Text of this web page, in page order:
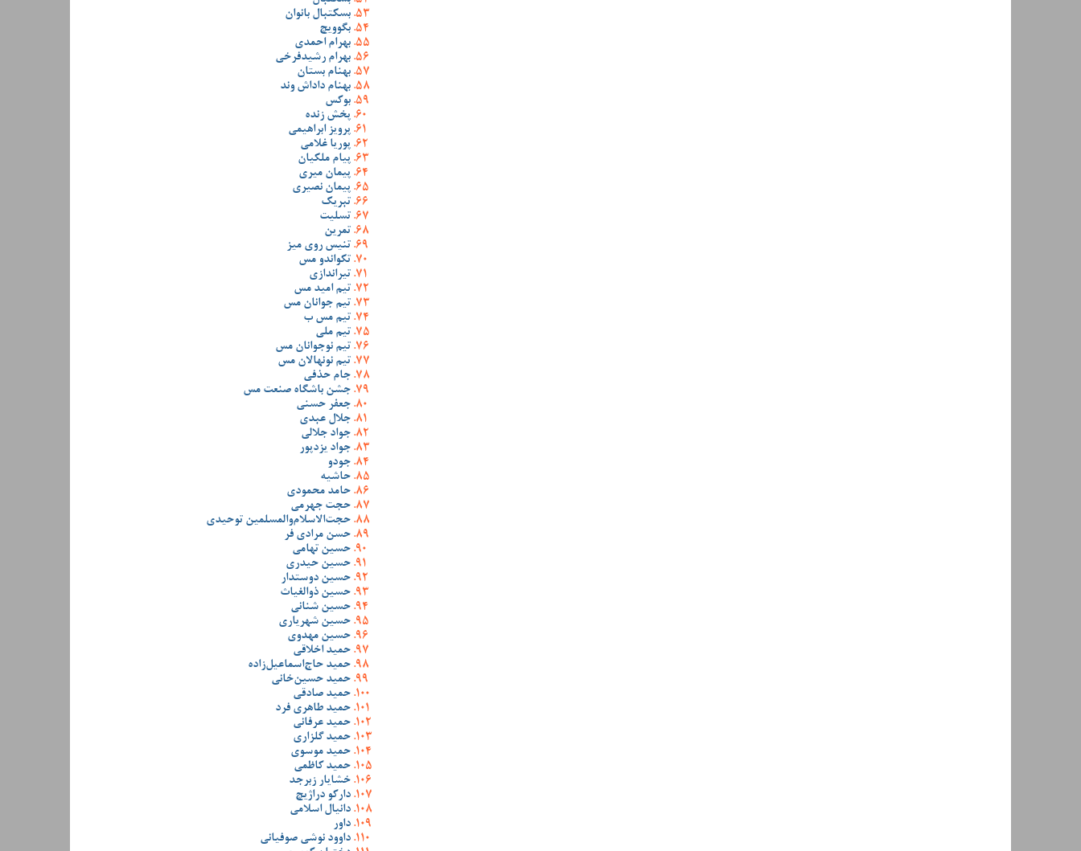
بسکتبال بانوان
بگوویچ
بهرام احمدی
بهرام رشیدفرخی
بهنام بستان
بهنام داداش وند
بوکس
پخش زنده
پرویز ابراهیمی
پوریا غلامی
پیام ملکیان
پیمان میری
پیمان نصیری
تبریک
تسلیت
تمرین
تنیس روی میز
تکواندو مس
تیراندازی
تیم امید مس
تیم جوانان مس
تیم مس ب
تیم ملی
تیم نوجوانان مس
تیم نونهالان مس
جام حذفی
جشن باشگاه صنعت مس
جعفر حسنی
جلال عبدی
جواد جلالی
جواد یزدپور
جودو
حاشیه
حامد محمودی
حجت جهرمی
حجت‌الاسلام‌والمسلمین توحیدی
حسن مرادی فر
حسین تهامی
حسین حیدری
حسین دوستدار
حسین ذوالغیاث
حسین شنانی
حسین شهریاری
حسین مهدوی
حمید اخلاقی
حمید حاج‌اسماعیل‌زاده
حمید حسین‌خانی
حمید صادقی
حمید طاهری فرد
حمید عرفانی
حمید گلزاری
حمید موسوی
حمید کاظمی
خشایار زبرجد
دارکو دراژیچ
دانیال اسلامی
داور
داوود نوشی صوفیانی